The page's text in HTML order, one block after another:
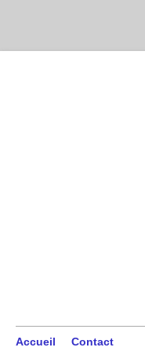
Accueil Contact